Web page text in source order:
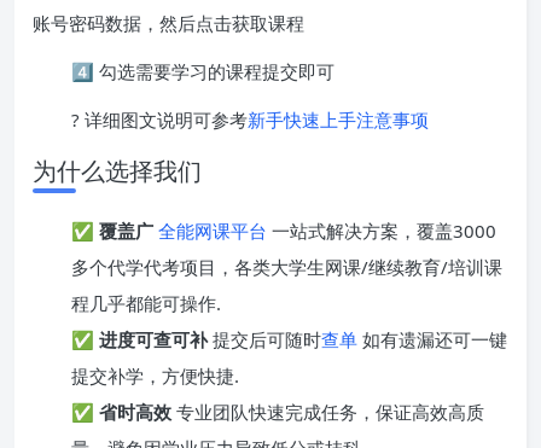
账号密码数据，然后点击获取课程
4️⃣ 勾选需要学习的课程提交即可
? 详细图文说明可参考新手快速上手注意事项
为什么选择我们
✅ 覆盖广 全能网课平台 一站式解决方案，覆盖3000
多个代学代考项目，各类大学生网课/继续教育/培训课
程几乎都能可操作.
✅ 进度可查可补提交后可随时查单 如有遗漏还可一键
提交补学，方便快捷.
✅ 省时高效 专业团队快速完成任务，保证高效高质